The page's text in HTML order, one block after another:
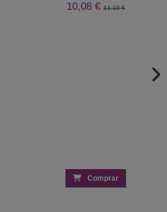
10,08 €11,19 €
Comprar